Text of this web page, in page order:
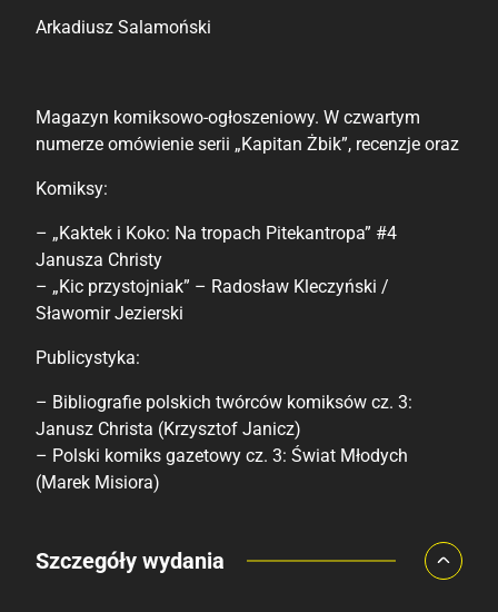
Arkadiusz Salamoński
Magazyn komiksowo-ogłoszeniowy. W czwartym
numerze omówienie serii „Kapitan Żbik”, recenzje oraz
Komiksy:
– „Kaktek i Koko: Na tropach Pitekantropa” #4
Janusza Christy
– „Kic przystojniak” – Radosław Kleczyński /
Sławomir Jezierski
Publicystyka:
– Bibliografie polskich twórców komiksów cz. 3:
Janusz Christa (Krzysztof Janicz)
– Polski komiks gazetowy cz. 3: Świat Młodych
(Marek Misiora)
Porównaj ceny
Szczegóły wydania